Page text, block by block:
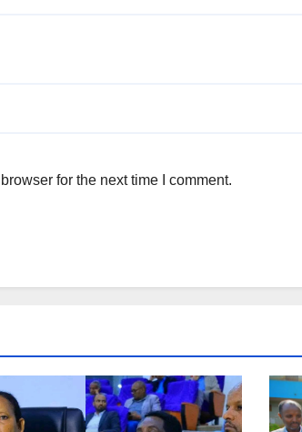
for the next time I comment.